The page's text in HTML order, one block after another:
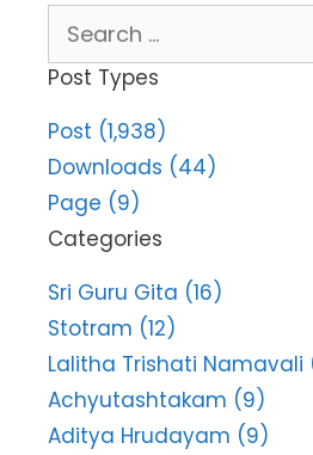
for:
Post Types
Post (1,938)
Downloads (44)
Page (9)
Categories
Sri Guru Gita (16)
Stotram (12)
Lalitha Trishati Namavali
Achyutashtakam (9)
Aditya Hrudayam (9)